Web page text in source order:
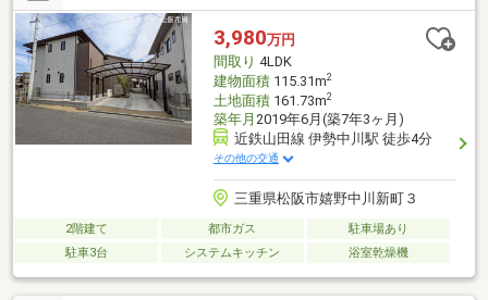
3,980万円
間取り 4LDK
建物面積115.31m2
土地面積161.73m2
築年月 2019年6月(築7年3ヶ月)
近鉄山田線 伊勢中川駅 徒歩4分
その他の交通
三重県松阪市嬉野中川新町３
2階建て 都市ガス
駐車場あり
駐車3台
システムキッチン 浴室乾燥機